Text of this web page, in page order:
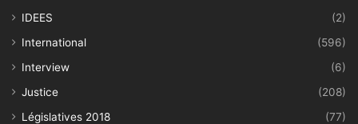
IDEES
(2)
International
(596)
Interview
(6)
Justice
(208)
Législatives 2018
(77)